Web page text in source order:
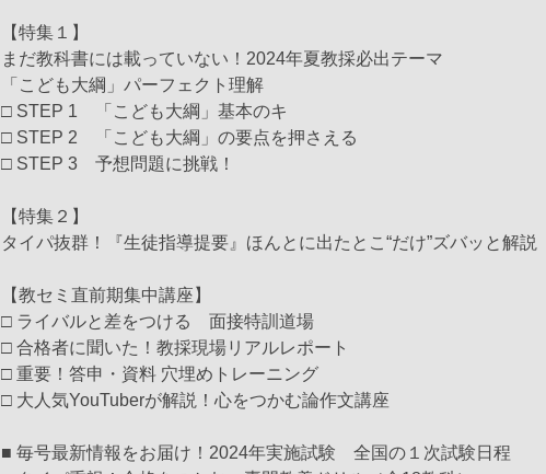
【特集１】
まだ教科書には載っていない！2024年夏教採必出テーマ
「こども大綱」パーフェクト理解
□ STEP 1 「こども大綱」基本のキ
□ STEP 2 「こども大綱」の要点を押さえる
□ STEP 3 予想問題に挑戦！
【特集２】
タイパ抜群！『生徒指導提要』ほんとに出たとこ“だけ”ズバッと解説
【教セミ直前期集中講座】
□ ライバルと差をつける 面接特訓道場
□ 合格者に聞いた！教採現場リアルレポート
□ 重要！答申・資料 穴埋めトレーニング
□ 大人気YouTuberが解説！心をつかむ論作文講座
■ 毎号最新情報をお届け！2024年実施試験 全国の１次試験日程